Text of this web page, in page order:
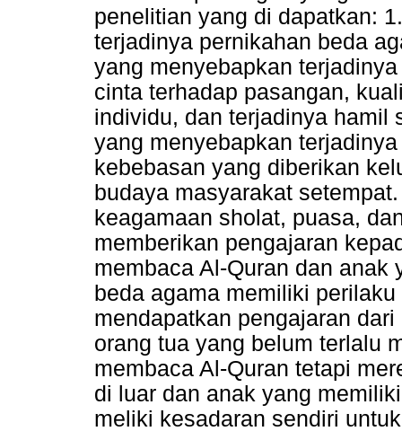
penelitian yang di dapatkan:
terjadinya pernikahan beda
yang menyebapkan
cinta terhadap pasangan,
individu, dan terjadinya hamil
yang menyebapkan
kebebasan yang diberikan
budaya masyarakat
keagamaan sholat, puasa,
memberikan pengajaran
membaca Al-Quran dan
beda agama memiliki
mendapatkan pengajaran
orang tua yang belum terlalu
membaca Al-Quran tetapi
di luar dan anak yang
meliki kesadaran sendiri